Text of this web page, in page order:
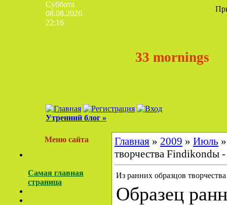
Суббота
08.08.2026
22:16
33 mornings
Утренний блог »
Меню сайта
Самая главная
страница
Главная » 2009 » Июль »
творчества Findikondы
Из ранних образцов
Образец